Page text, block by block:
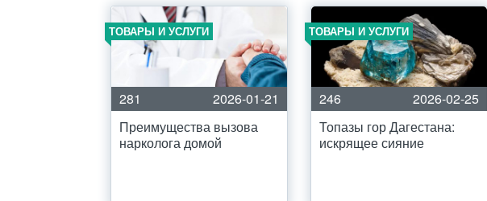
ТОВАРЫ И УСЛУГИ
281
2026-01-21
Преимущества вызова
нарколога домой
ТОВАРЫ И УСЛУГИ
246
2026-02-25
Топазы гор Дагестана:
искрящее сияние